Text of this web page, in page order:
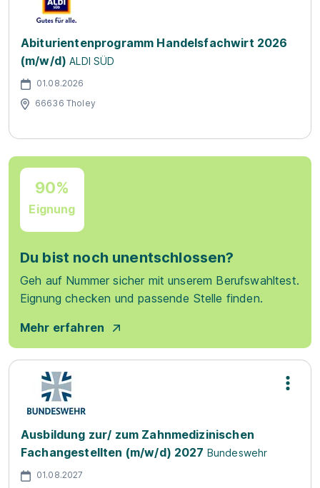
Abiturientenprogramm Handelsfachwirt 2026
(m/w/d) ALDI SÜD
01.08.2026
66636 Tholey
90%
Eignung
Du bist noch unentschlossen?
Geh auf Nummer sicher mit unserem Berufswahltest.
Eignung checken und passende Stelle finden.
Mehr erfahren
Ausbildung zur/ zum Zahnmedizinischen
Fachangestellten (m/w/d) 2027 Bundeswehr
01.08.2027